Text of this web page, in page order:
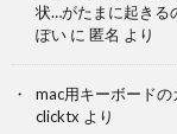
状…がたまに起きる
ぽい に 匿名 より
mac用キーボード
clicktx より